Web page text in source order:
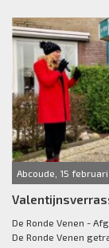
Abcoude, 15
De Ronde Venen -
De Ronde Venen